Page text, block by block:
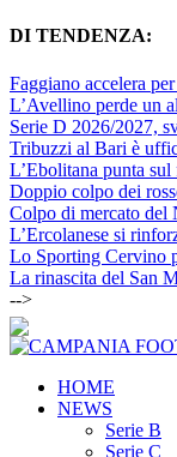
DI TENDENZA:
Faggiano accelera
L’Avellino perde un
Serie D 2026/2027,
Tribuzzi al Bari è
L’Ebolitana punta
Doppio colpo dei
Colpo di mercato del
L’Ercolanese si
Lo Sporting Cervino
La rinascita del San
-->
HOME
NEWS
Serie B
Serie C